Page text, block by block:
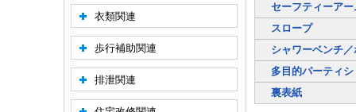
セーフティーア
スロープ
シャワーベンチ
多目的パーティ
裏表紙
衣類関連
歩行補助関連
排泄関連